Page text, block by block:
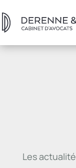
Les